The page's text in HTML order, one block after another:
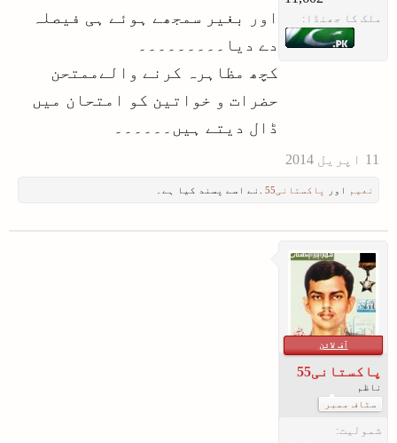
ملک کا جھنڈا:
اور بغیر سمجھے ہوئے ہی فیصلہ
دے دیا۔۔۔۔۔۔۔۔۔
کچھ مظاہرہ کرنے والےممتحن
حضرات و خواتین کو امتحان میں
ڈال دیتے ہیں۔۔۔۔۔۔
نعیم اور پاکستانی55 .نے اسے پسند کیا ہے۔
آف لائن
پاکستانی55
ناظم
سٹاف ممبر
شمولیت: